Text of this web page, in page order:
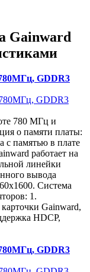
Gainward
GDDR3
780 МГц и
о памяти платы:
памятью в плате
работает на
линейки
вывода
Система
1.
Gainward,
HDCP,
GDDR3